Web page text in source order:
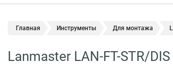
Главная Инструменты Для монтажа
Lanmaster LAN-FT-STR/